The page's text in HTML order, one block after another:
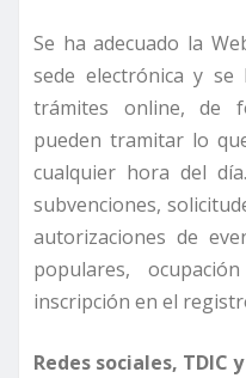
Se ha adecuado la
sede electrónica y
trámites online, de
pueden tramitar lo
cualquier hora del
subvenciones,
autorizaciones de
populares,
inscripción en el
Redes sociales, TDIC